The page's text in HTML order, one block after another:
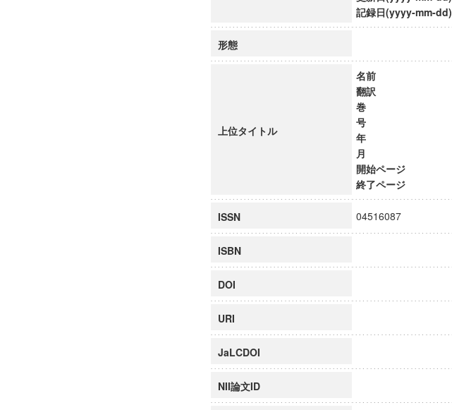
博士課程教育リーディングプログラム「超成熟社会発展のサイエンス」記録日(yyyy-mm-dd)
形態
上位タイトル
名前
翻訳
巻
号
年
月
開始ページ
終了ページ
ISSN 04516087
ISBN
DOI
URI
JaLCDOI
NII論文ID